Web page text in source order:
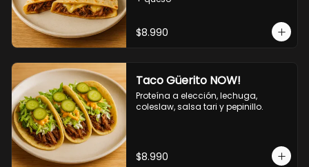
$8.990
Taco Güerito NOW!
Proteína a elección, lechuga,
coleslaw, salsa tari y pepinillo.
$8.990